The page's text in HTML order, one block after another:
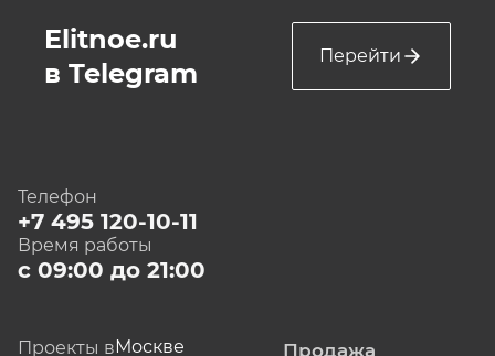
Elitnoe.ru
в Telegram
Перейти
Телефон
+7 495 120-10-11
Время работы
с 09:00 до 21:00
Проекты вМоскве Продажа